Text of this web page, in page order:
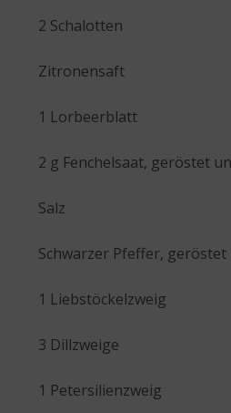
2 Schalotten
Zitronensaft
1 Lorbeerblatt
2 g Fenchelsaat, geröstet
Salz
Schwarzer Pfeffer,
1 Liebstöckelzweig
3 Dillzweige
1 Petersilienzweig